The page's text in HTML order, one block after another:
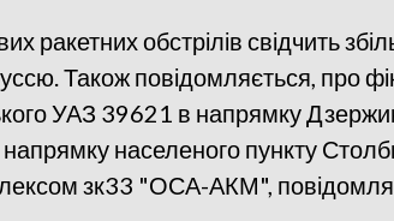
ракетних обстрілів свідчить
Також повідомляється, про
УАЗ 39621 в напрямку
населеного пункту
зк33 "ОСА-АКМ",